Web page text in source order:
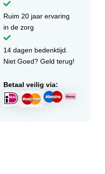
Ruim 20 jaar ervaring
in de zorg
14 dagen bedenktijd.
Niet Goed? Geld terug!
Betaal veilig via: